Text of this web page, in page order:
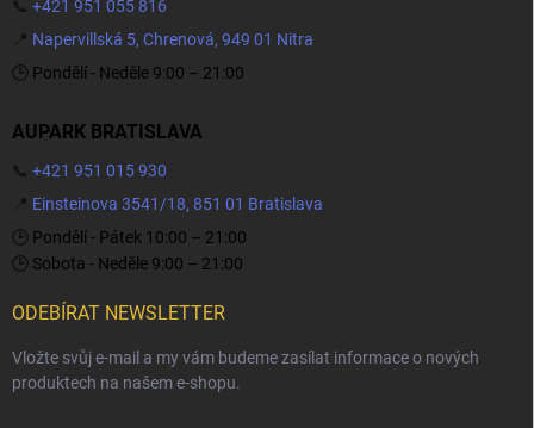
📞 +421 951 055 816
📍 Napervillská 5, Chrenová, 949 01 Nitra
🕒 Pondělí - Neděle 9:00 – 21:00
AUPARK BRATISLAVA
📞 +421 951 015 930
📍 Einsteinova 3541/18, 851 01 Bratislava
🕒 Pondělí - Pátek 10:00 – 21:00
🕒 Sobota - Neděle 9:00 – 21:00
ODEBÍRAT NEWSLETTER
Vložte svůj e-mail a my vám budeme zasílat informace o nových
produktech na našem e-shopu.